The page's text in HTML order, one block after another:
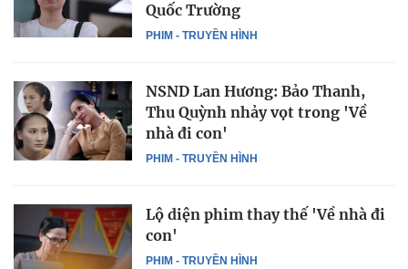
PHIM - TRUYỀN HÌNH
Quốc Trường
PHIM - TRUYỀN HÌNH
NSND Lan Hương: Bảo Thanh,
Thu Quỳnh nhảy vọt trong 'Về
nhà đi con'
PHIM - TRUYỀN HÌNH
Lộ diện phim thay thế 'Về nhà đi
con'